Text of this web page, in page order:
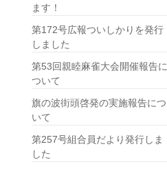
ます！
第172号広報ついしかりを発行
しました
第53回親睦麻雀大会開催報告に
ついて
旗の波街頭啓発の実施報告につ
いて
第257号組合員だより発行しま
した